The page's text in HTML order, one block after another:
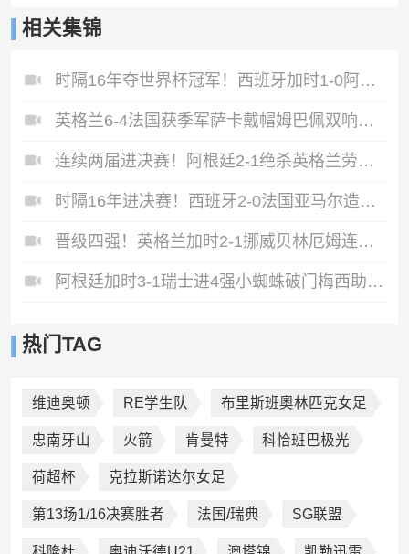
相关集锦
时隔16年夺世界杯冠军！西班牙加时1-0阿根廷费兰制胜恩佐染红
英格兰6-4法国获季军萨卡戴帽姆巴佩双响创纪录奥利塞2助+失良机
连续两届进决赛！阿根廷2-1绝杀英格兰劳塔罗恩佐破门梅西两助攻
时隔16年进决赛！西班牙2-0法国亚马尔造点奥亚萨瓦尔、波罗破门
晋级四强！英格兰加时2-1挪威贝林厄姆连场双响谢尔德鲁普破门
阿根廷加时3-1瑞士进4强小蜘蛛破门梅西助攻麦卡恩博洛假摔染红
热门TAG
维迪奥顿 RE学生队 布里斯班奧林匹克女足
忠南牙山 火箭 肯曼特 科恰班巴极光
荷超杯 克拉斯诺达尔女足
第13场1/16决赛胜者 法国/瑞典 SG联盟